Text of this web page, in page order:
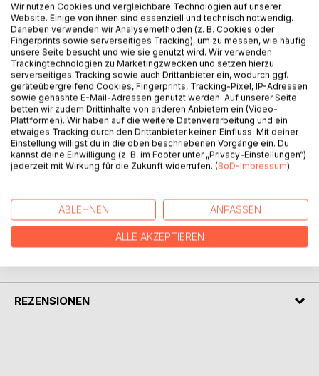
Bärbel Philippi, am 02.Juli 1946, in Zweibrücken geboren,
wuchs mit drei älteren Brüdern in der elterlichen Metzgerei
auf.
Nach Stationen in Saarbrücken, Freiburg i. Br., Basel,
Hamburg und Fritzlar, lebt sie nun, mit Ehemann, Kindern
und Enkelkindern, schon über 40 Jahre im Rheinland.
Seit Jahren sendet sie in der Adventszeit der Familie, den
Freunden und Bekannten täglich eine Geschichte, einen
Spruch oder ein Gedicht. Dabei fanden ihre
Kindheitserzählungen "uff Pälzisch" den meisten Anklang.
Zu ihrem 70. Geburtstag hat sie sich den Traum erfüllt, dies
AUTOR/IN
REZENSIONEN
Wir nutzen Cookies und vergleichbare Technologien auf unserer
Website. Einige von ihnen sind essenziell und technisch notwendig.
Daneben verwenden wir Analysemethoden (z. B. Cookies oder
Fingerprints sowie serverseitiges Tracking), um zu messen, wie häufig
unsere Seite besucht und wie sie genutzt wird. Wir verwenden
Trackingtechnologien zu Marketingzwecken und setzen hierzu
serverseitiges Tracking sowie auch Drittanbieter ein, wodurch ggf.
geräteübergreifend Cookies, Fingerprints, Tracking-Pixel, IP-Adressen
sowie gehashte E-Mail-Adressen genutzt werden. Auf unserer Seite
betten wir zudem Drittinhalte von anderen Anbietern ein (Video-
Plattformen). Wir haben auf die weitere Datenverarbeitung und ein
etwaiges Tracking durch den Drittanbieter keinen Einfluss. Mit deiner
Einstellung willigst du in die oben beschriebenen Vorgänge ein. Du
kannst deine Einwilligung (z. B. im Footer unter „Privacy-Einstellungen“)
jederzeit mit Wirkung für die Zukunft widerrufen. (BoD-Impressum)
ABLEHNEN ANPASSEN
ALLE AKZEPTIEREN